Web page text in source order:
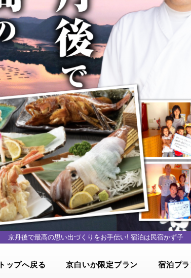
京丹後で最高の思い出づくりをお手伝い! 宿泊は民宿かず子
トップへ戻る 京白いか限定プラン 宿泊プ